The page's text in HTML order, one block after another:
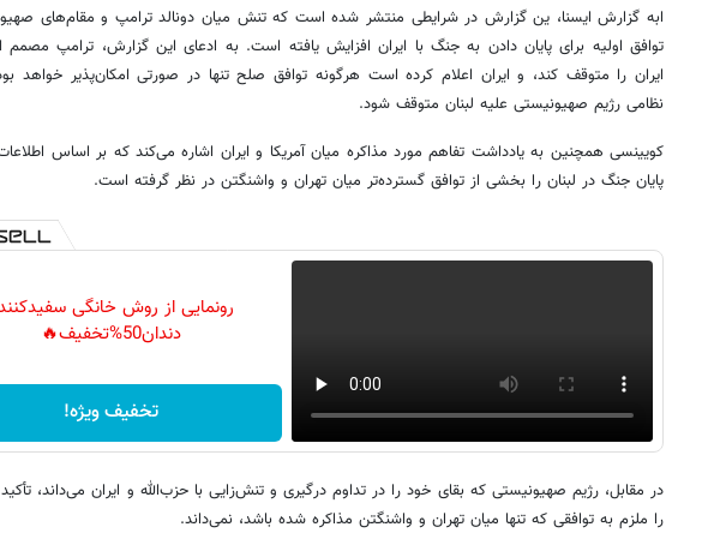
ابه گزارش ایسنا، ین گزارش در شرایطی منتشر شده است که تنش میان دونالد ترامپ و مقام‌های
توافق اولیه برای پایان دادن به جنگ با ایران افزایش یافته است. به ادعای این گزارش، ترامپ
ایران را متوقف کند، و ایران اعلام کرده است هرگونه توافق صلح تنها در صورتی امکان‌پذیر خواهد
نظامی رژیم صهیونیستی علیه لبنان متوقف شود.
کویینسی همچنین به یادداشت تفاهم مورد مذاکره میان آمریکا و ایران اشاره می‌کند که بر اساس
پایان جنگ در لبنان را بخشی از توافق گسترده‌تر میان تهران و واشنگتن در نظر گرفته است.
رونمایی از روش خانگی
دندان50%تخفیف🔥
تخفیف ویژه!
در مقابل، رژیم صهیونیستی که بقای خود را در تداوم درگیری و تنش‌زایی با حزب‌الله و ایران می‌داند،
را ملزم به توافقی که تنها میان تهران و واشنگتن مذاکره شده باشد، نمی‌داند.